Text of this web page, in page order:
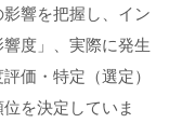
響を把握し、イン
度」、実際に発生
価・特定（選定）
を決定していま